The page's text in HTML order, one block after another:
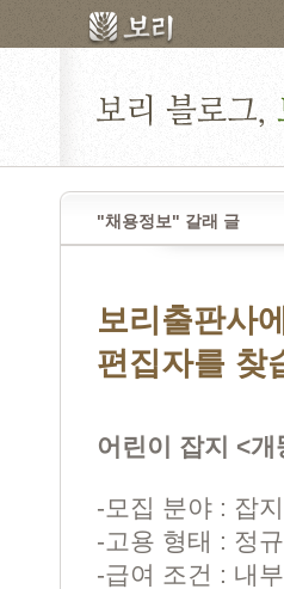
"채용정보" 갈래 글
보리출판사
편집자를 찾
어린이 잡지 <
-모집 분야 : 잡
-고용 형태 : 정
-급여 조건 : 내